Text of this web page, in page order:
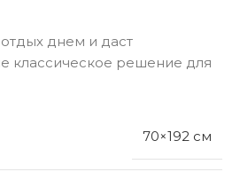
днем и даст
классическое решение для
70×192 см